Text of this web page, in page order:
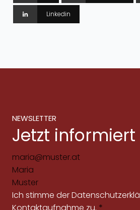
Linkedin
NEWSLETTER
Jetzt
Ich stimme der